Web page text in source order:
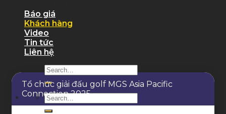
Báo giá
Khách hàng
Video
Tin tức
Liên hệ
Tổ chức giải đấu golf MGS Asia Pacific
Connection 2025